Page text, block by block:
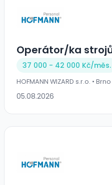
Operátor/ka
37 000 - 42 000 Kč/měs.
HOFMANN WIZARD s.r.o. • Brno
05.08.2026